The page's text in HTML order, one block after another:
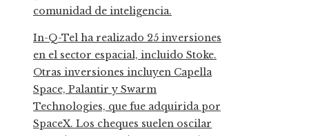
comunidad de inteligencia.
In-Q-Tel ha realizado 25 inversiones
en el sector espacial, incluido Stoke.
Otras inversiones incluyen Capella
Space, Palantir y Swarm
Technologies, que fue adquirida por
SpaceX. Los cheques suelen oscilar